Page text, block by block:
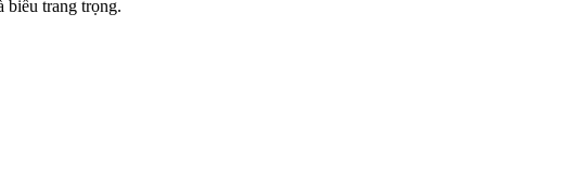
biếu trang trọng.